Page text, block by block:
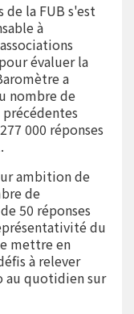
de la FUB s'est
à
évaluer la
a
nombre de
000 réponses
ambition de
de
50 réponses
du
mettre en
à relever
au quotidien sur